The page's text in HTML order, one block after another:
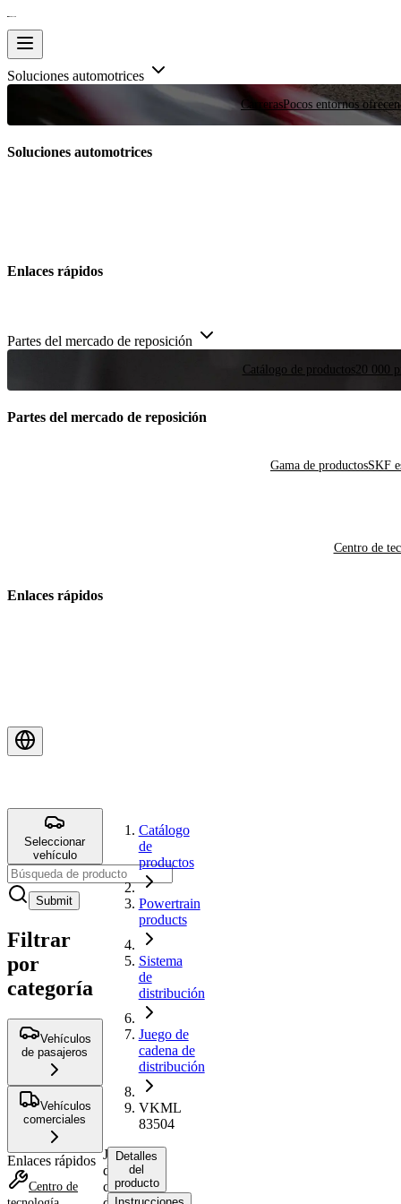
Soluciones automotrices
CarrerasPocos entornos
Soluciones automotrices
Enlaces rápidos
Partes del mercado de reposición
Catálogo de productos20 000
Partes del mercado de reposición
Gama de productosSKF
Centro de
Enlaces rápidos
Seleccionar
vehículo
Submit
Filtrar
por
categoría
Vehículos
de pasajeros
Vehículos
comerciales
Enlaces rápidos
Centro de
Catálogo
de
productos
Powertrain
products
Sistema
de
distribución
Juego de
cadena de
distribución
VKML
83504
Juego
de
cadena
Detalles
del
producto